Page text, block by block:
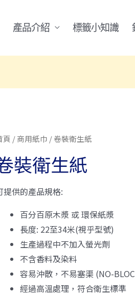
產品介紹 標籤小知識
頁 /商用紙巾 / 卷裝衛生紙
裝衛生紙
提供的產品規格:
百分百原木漿 或 環保紙漿
長度: 22至34米(視乎型號)
生產過程中不加入螢光劑
不含香料及染料
容易沖散，不易塞渠 (NO-
經過高溫處理，符合衛生標準